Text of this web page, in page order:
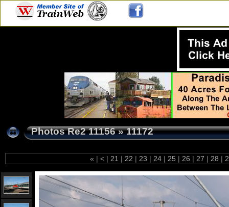
Photos Re2 11156»11172
« | < | 21 | 22 | 23 | 24 | 25 | 26 | 27 | 28 |